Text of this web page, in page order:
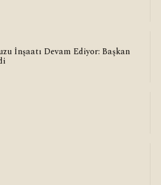
İnşaatı Devam Ediyor: Başkan